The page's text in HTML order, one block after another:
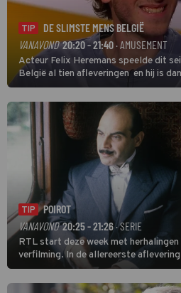
TIP
DE SLIMSTE MENS BELGIË
VANAVOND 20:20 - 21:40· AMUSEMENT
Acteur Felix Heremans speelde dit
België al tien afleveringen en hij is
deze seizoensfinale. En er is
Soundos El Ahmadi neemt plaats
TIP
POIROT
VANAVOND 20:25 - 21:26 · SERIE
RTL start deze week met
verfilming. In de allereerste
speurder op zoek naar een vermiste
verwikkeld in een moordzaak. (HH)